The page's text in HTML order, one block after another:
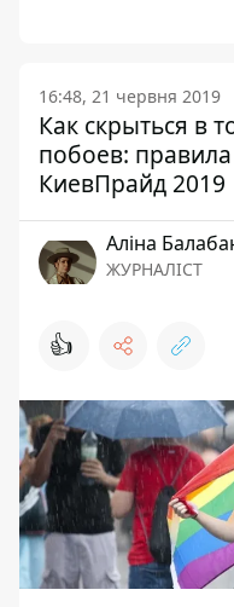
16:48, 21 червня 2019
Как скрыться в
побоев:
КиевПрайд 2019
Аліна
ЖУРНАЛІСТ
👍